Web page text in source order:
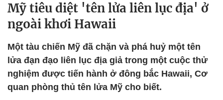
Mỹ tiêu diệt 'tên lửa liên lục địa' ở
ngoài khơi Hawaii
Một tàu chiến Mỹ đã chặn và phá huỷ một tên
lửa đạn đạo liên lục địa giả trong một cuộc thử
nghiệm được tiến hành ở đông bắc Hawaii, Cơ
quan phòng thủ tên lửa Mỹ cho biết.